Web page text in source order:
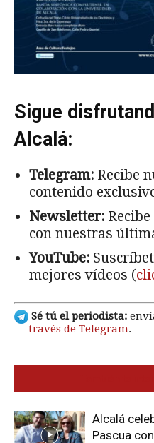
Sigue
Alcalá:
Telegram: Recibe
contenido
Newsletter:
con nuestras
YouTube:
mejores vídeos (
Sé tú el periodista:
través de Telegram.
Alcalá
Pascua